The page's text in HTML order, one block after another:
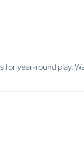
year‑round play.